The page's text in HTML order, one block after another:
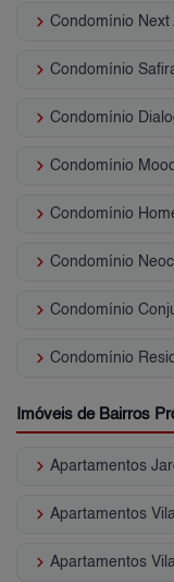
keyboard_arrow_right Condomínio Next
keyboard_arrow_right Condomínio
keyboard_arrow_right
keyboard_arrow_right Condomínio
keyboard_arrow_right
keyboard_arrow_right Condomínio
keyboard_arrow_right
keyboard_arrow_right Condomínio
Imóveis de Bairros
keyboard_arrow_right Apartamentos
keyboard_arrow_right Apartamentos
keyboard_arrow_right Apartamentos